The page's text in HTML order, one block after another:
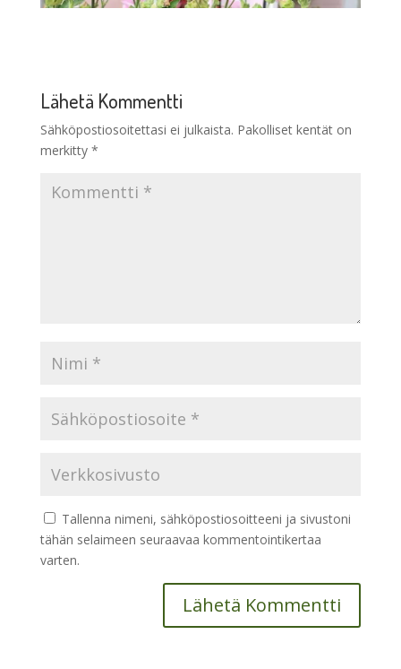
Lähetä Kommentti
Sähköpostiosoitettasi ei julkaista. Pakolliset kentät on
merkitty *
Tallenna nimeni, sähköpostiosoitteeni ja sivustoni
tähän selaimeen seuraavaa kommentointikertaa
varten.